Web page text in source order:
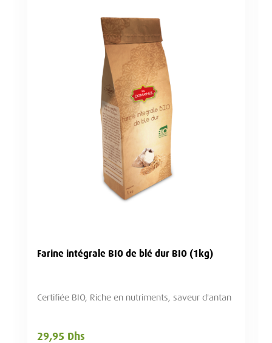
Sésame Beldi (500g)
Sans glyphosate
55,00 Dhs